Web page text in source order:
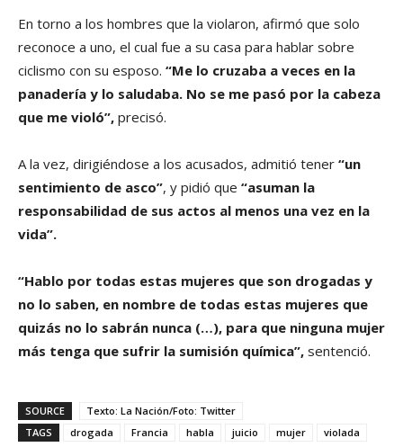
En torno a los hombres que la violaron, afirmó que solo
reconoce a uno, el cual fue a su casa para hablar sobre
ciclismo con su esposo. “Me lo cruzaba a veces en la
panadería y lo saludaba. No se me pasó por la cabeza
que me violó”, precisó.
A la vez, dirigiéndose a los acusados, admitió tener “un
sentimiento de asco”, y pidió que “asuman la
responsabilidad de sus actos al menos una vez en la
vida”.
“Hablo por todas estas mujeres que son drogadas y
no lo saben, en nombre de todas estas mujeres que
quizás no lo sabrán nunca (…), para que ninguna mujer
más tenga que sufrir la sumisión química”, sentenció.
SOURCE
Texto: La Nación/Foto: Twitter
TAGS
drogada Francia habla juicio mujer violada